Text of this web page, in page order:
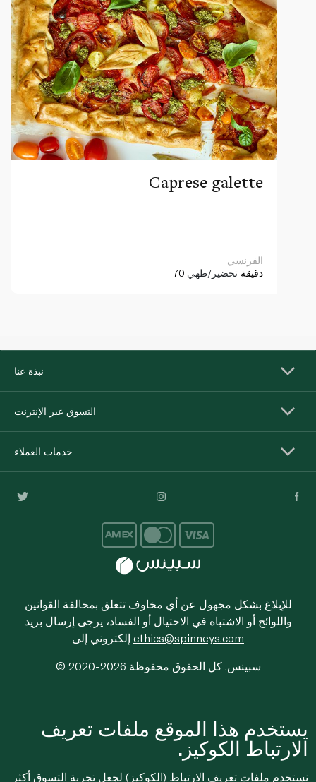
Caprese galette
الفرنسي
70 دقيقة تحضير/طهي
نبذة عنا
التسوق عبر الإنترنت
خدمات العملاء
للإبلاغ بشكل مجهول عن أي مخاوف تتعلق بمخالفة القوانين
واللوائح أو الاشتباه في الاحتيال أو الفساد، يرجى إرسال بريد
ethics@spinneys.com
© 2020-2026 سبينس. كل الحقوق محفوظة
يستخدم هذا الموقع ملفات تعريف
الارتباط الكوكيز.
نستخدم ملفات تعريف الارتباط (الكوكيز) لجعل تجربة التسوق أكثر